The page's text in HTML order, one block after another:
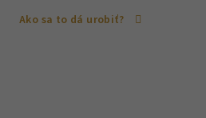
Ako sa to dá urobiť?